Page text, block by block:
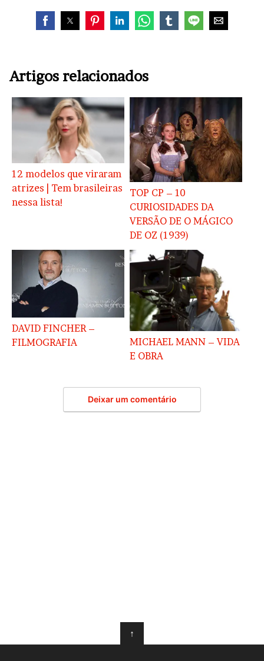
Artigos relacionados
12 modelos que viraram
atrizes | Tem brasileiras
nessa lista!
TOP CP – 10
CURIOSIDADES DA
VERSÃO DE O MÁGICO
DE OZ (1939)
DAVID FINCHER –
FILMOGRAFIA
MICHAEL MANN – VIDA
E OBRA
Deixar um comentário
↑